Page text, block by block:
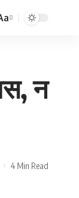
न
4 Min Read